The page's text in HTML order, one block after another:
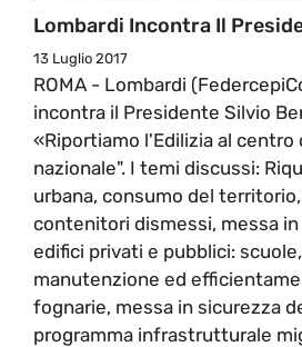
Lombardi Incontra Il
13 Luglio 2017
ROMA - Lombardi
incontra il Presidente Silvio
«Riportiamo l'Edilizia al centro
nazionale". I temi discussi:
urbana, consumo del
contenitori dismessi, messa
edifici privati e pubblici:
manutenzione ed
fognarie, messa in sicurezza
programma infrastrutturale